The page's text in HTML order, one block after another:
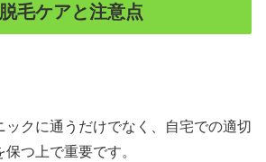
毛ケアと注意点
ックに通うだけでなく、自宅での適切
つ上で重要です。